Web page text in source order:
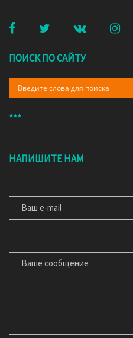
ПОИСК ПО САЙТУ
***
НАПИШИТЕ НАМ